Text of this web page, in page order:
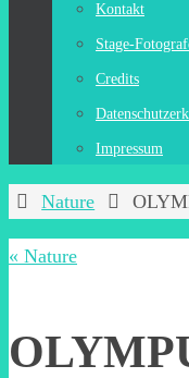
Kontakt
Stage-
Credits
Impressum
StartNature
« Nature